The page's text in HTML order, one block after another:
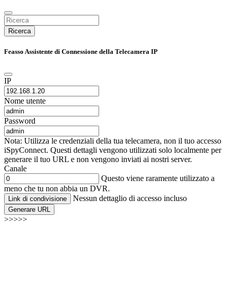
Ricerca
Feasso Assistente di Connessione della Telecamera IP
IP
Nome utente
Password
Nota: Utilizza le credenziali della tua telecamera, non il tuo accesso
iSpyConnect. Questi dettagli vengono utilizzati solo localmente per
generare il tuo URL e non vengono inviati ai nostri server.
Canale
Questo viene raramente utilizzato a
meno che tu non abbia un DVR.
Link di condivisione Nessun dettaglio di accesso incluso
Generare URL
>>>>>